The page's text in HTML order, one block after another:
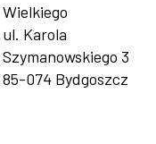
Wielkiego
ul. Karola
Szymanowskiego 3
85-074 Bydgoszcz